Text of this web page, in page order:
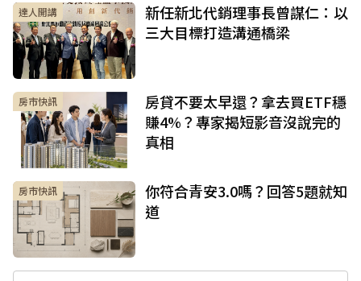
達人開講
新任新北代銷理事長曾謀仁：以
三大目標打造溝通橋梁
房市快訊
房貸不要太早還？拿去買ETF穩
賺4%？專家揭短影音沒說完的
真相
房市快訊
你符合青安3.0嗎？回答5題就知
道